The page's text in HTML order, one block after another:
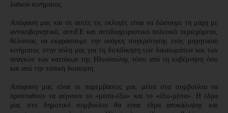
λαϊκού κινήματος.
Απόφαση μας και σε αυτές τις εκλογές είναι να δώσουμε τη μάχη με
αντικυβερνητικό, αντιΕΕ και αντιδιαχειριστικό πολιτικό περιεχόμενο,
θέλοντας να εκφράσουμε την ανάγκη συγκρότησης ενός μαχητικού
κινήματος στην πόλη μας για τη διεκδίκηση των δικαιωμάτων και των
αναγκών των κατοίκων της Ηλιούπολης τόσο από τη κυβέρνηση όσο
και από την τοπική διοίκηση.
Απόφαση μας είναι οι παρεμβάσεις μας μέσα στα συμβούλια να
προσπαθούν να φέρνουν το «μέσα-έξω» και το «έξω-μέσα». Η έδρα
μας στο δημοτικό συμβούλιο θα είναι έδρα αποκάλυψης και